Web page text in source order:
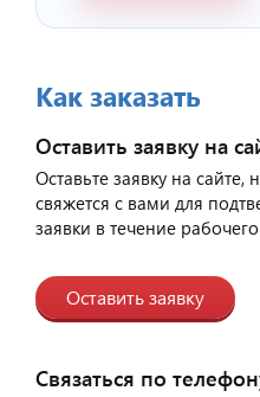
Как заказать
Оставить заявку на
Оставьте заявку на сайте,
свяжется с вами для
заявки в течение
Оставить заявку
Связаться по